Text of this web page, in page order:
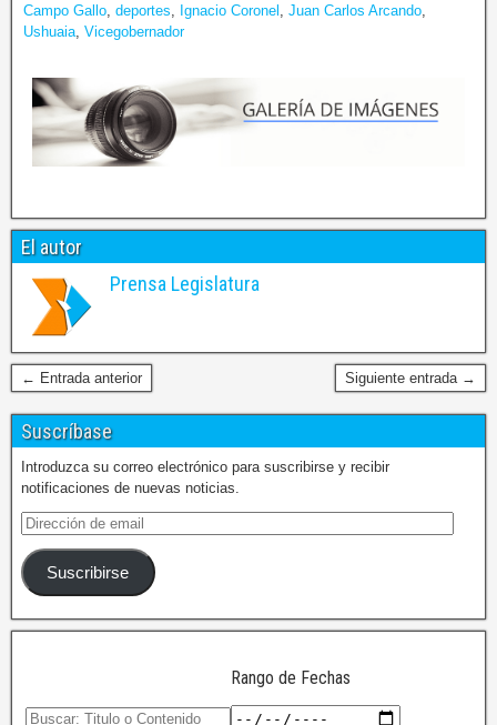
Campo Gallo deportes Ignacio Coronel Juan Carlos Arcando
Ushuaia Vicegobernador
El autor
Prensa Legislatura
← Entrada anterior Siguiente entrada →
Suscríbase
Introduzca su correo electrónico para suscribirse y recibir
notificaciones de nuevas noticias.
Suscribirse
Rango de Fechas